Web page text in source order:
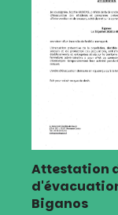
Attestation
Biganos